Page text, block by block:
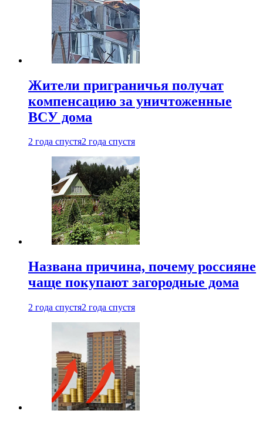
Жители приграничья получат
компенсацию за уничтоженные
ВСУ дома
2 года спустя2 года спустя
Названа причина, почему россияне
чаще покупают загородные дома
2 года спустя2 года спустя